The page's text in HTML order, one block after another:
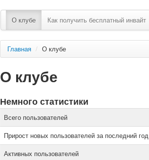
О клубе Как получить бесплатный инвайт
Главная / О клубе
О клубе
Немного статистики
Всего пользователей
Прирост новых пользователей за последний год
Активных пользователей